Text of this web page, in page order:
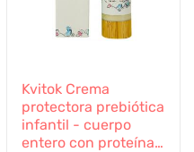
Kvitok Crema
protectora prebiótica
infantil - cuerpo
entero con proteína